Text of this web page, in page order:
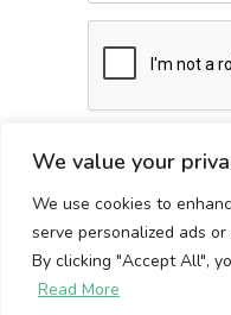
We value your
We use cookies to
serve personalized ads
By clicking "Accept All",
Read More
Hecho con ♥ en